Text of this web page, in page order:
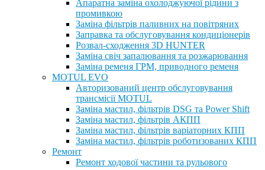
Апаратна заміна охолоджуючої рідини з
промивкою
Заміна фільтрів паливних на повітряних
Заправка та обслуговування кондиціонерів
Розвал-сходження 3D HUNTER
Заміна свіч запалювання та розжарювання
Заміна ременя ГРМ, приводного ременя
MOTUL EVO
Авторизований центр обслуговування
трансмісії MOTUL
Заміна мастил, фільтрів DSG та Power Shift
Заміна мастил, фільтрів АКПП
Заміна мастил, фільтрів варіаторних КПП
Заміна мастил, фільтрів роботизованих КПП
Ремонт
Ремонт ходової частини та рульового